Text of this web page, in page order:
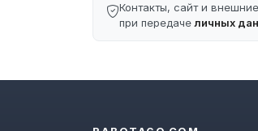
Контакты, сайт и
при передачеличных